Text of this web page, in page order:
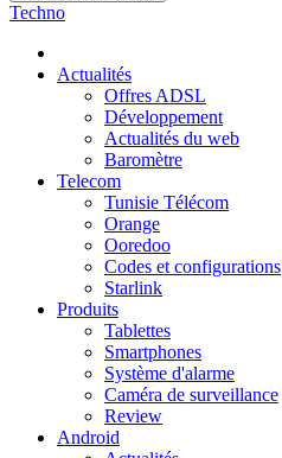
Techno
Actualités
Offres ADSL
Développement
Actualités du web
Baromètre
Telecom
Tunisie Télécom
Orange
Ooredoo
Codes et configurations
Starlink
Produits
Tablettes
Smartphones
Système d'alarme
Caméra de surveillance
Review
Android